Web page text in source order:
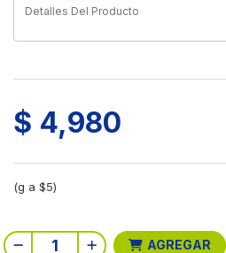
$ 4,980
(g a $5)
AGREGAR